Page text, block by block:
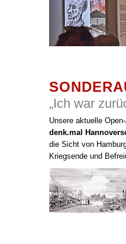
„Ich war
Unsere aktuelle
denk.mal
die Sicht von
Kriegsende und